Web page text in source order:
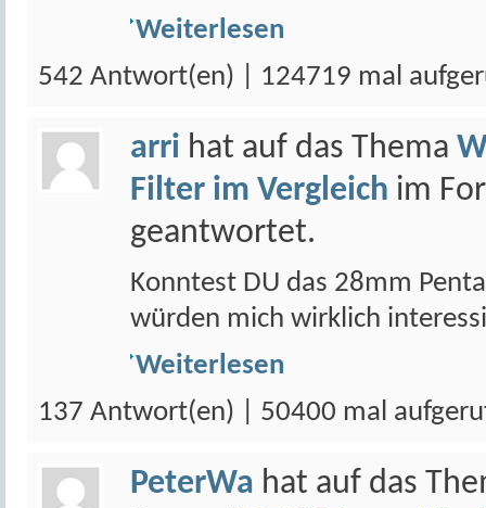
Weiterlesen
542 Antwort(en) | 124719 mal
arri hat auf das Thema
Filter im Vergleich im
geantwortet.
Konntest DU das 28mm
würden mich wirklich
Weiterlesen
137 Antwort(en) | 50400 mal
PeterWa hat auf das